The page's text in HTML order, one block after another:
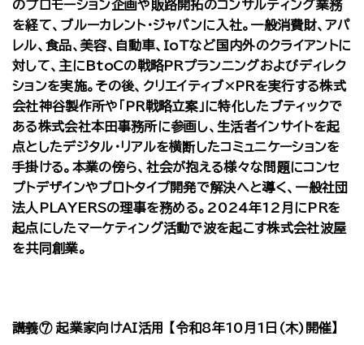
のプロモーション企画や販路開拓のコンサルティング業務
を経て、ブルーカレント・ジャパンに入社。一般消費財、アパ
レル、食品、美容、自動車、IoTなど国内外のクライアントに
対して、主にBtoCの戦略PRプランニングおよびディレク
ションを実施。その後、クリエイティブ×PRを実行する株式
会社神谷製作所や「PR戦略立案」に特化したブティックで
ある株式会社本田事務所に参画し、生活者インサイトを起
点としたデジタル・リアルを横断したコミュニケーションを
手掛ける。本業の傍ら、社会が抱える様々な問題にコンセ
プトデザインやプロトタイプ開発で解決へと導く、一般社団
法人PLAYERSの理事を務める。2024年12月にPRを
起点にしたマーケティング活動で波を起こす株式会社波屋
を共同創業。
講義⑦ 起業家向けAI活用 【令和8年10月1日(木)開催】